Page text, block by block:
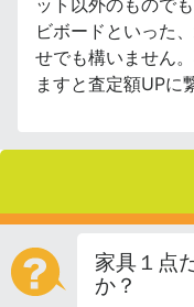
ット以外のもので
ビボードといった
せでも構いません
ますと査定額UPに
家具１点
か？